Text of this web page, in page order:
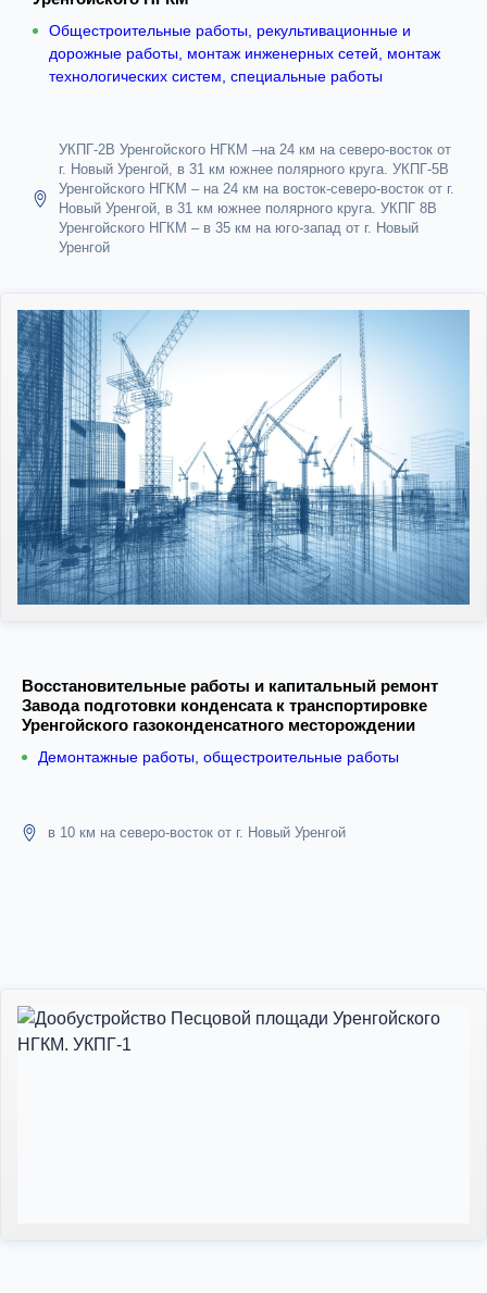
Общестроительные работы, рекультивационные и
дорожные работы, монтаж инженерных сетей, монтаж
технологических систем, специальные работы
УКПГ-2В Уренгойского НГКМ –на 24 км на северо-восток от
г. Новый Уренгой, в 31 км южнее полярного круга. УКПГ-5В
Уренгойского НГКМ – на 24 км на восток-северо-восток от г.
Новый Уренгой, в 31 км южнее полярного круга. УКПГ 8В
Уренгойского НГКМ – в 35 км на юго-запад от г. Новый
Уренгой
Восстановительные работы и капитальный ремонт
Завода подготовки конденсата к транспортировке
Уренгойского газоконденсатного месторождении
Демонтажные работы, общестроительные работы
в 10 км на северо-восток от г. Новый Уренгой